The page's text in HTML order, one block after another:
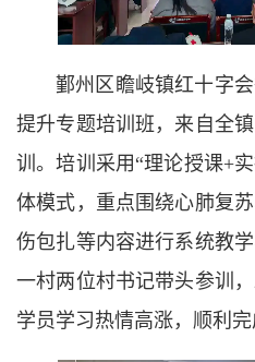
鄞州区瞻岐镇红十字
提升专题培训班，来自全
训。培训采用“理论授课+
体模式，重点围绕心肺复
伤包扎等内容进行系统教
一村两位村书记带头参训
学员学习热情高涨，顺利完